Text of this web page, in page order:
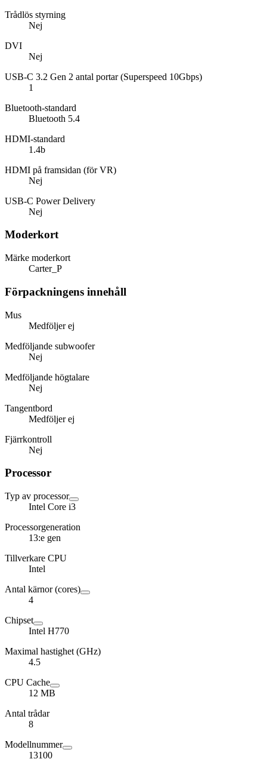
Trådlös styrning
Nej
DVI
Nej
USB-C 3.2 Gen 2 antal portar (Superspeed 10Gbps)
1
Bluetooth-standard
Bluetooth 5.4
HDMI-standard
1.4b
HDMI på framsidan (för VR)
Nej
USB-C Power Delivery
Nej
Moderkort
Märke moderkort
Carter_P
Förpackningens innehåll
Mus
Medföljer ej
Medföljande subwoofer
Nej
Medföljande högtalare
Nej
Tangentbord
Medföljer ej
Fjärrkontroll
Nej
Processor
Typ av processor
Intel Core i3
Processorgeneration
13:e gen
Tillverkare CPU
Intel
Antal kärnor (cores)
4
Chipset
Intel H770
Maximal hastighet (GHz)
4.5
CPU Cache
12 MB
Antal trådar
8
Modellnummer
13100